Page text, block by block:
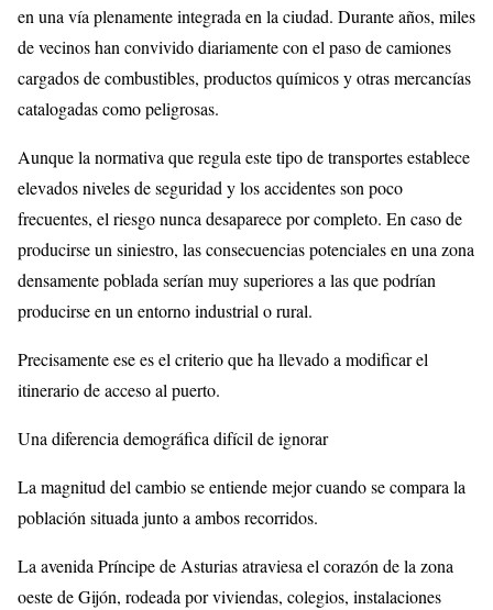
en una vía plenamente integrada en la ciudad. Durante años, miles
de vecinos han convivido diariamente con el paso de camiones
cargados de combustibles, productos químicos y otras mercancías
catalogadas como peligrosas.
Aunque la normativa que regula este tipo de transportes establece
elevados niveles de seguridad y los accidentes son poco
frecuentes, el riesgo nunca desaparece por completo. En caso de
producirse un siniestro, las consecuencias potenciales en una zona
densamente poblada serían muy superiores a las que podrían
producirse en un entorno industrial o rural.
Precisamente ese es el criterio que ha llevado a modificar el
itinerario de acceso al puerto.
Una diferencia demográfica difícil de ignorar
La magnitud del cambio se entiende mejor cuando se compara la
población situada junto a ambos recorridos.
La avenida Príncipe de Asturias atraviesa el corazón de la zona
oeste de Gijón, rodeada por viviendas, colegios, instalaciones